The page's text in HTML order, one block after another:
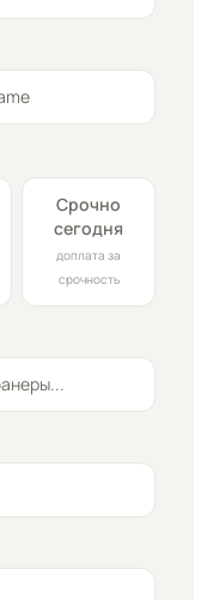
Срочно
сегодня
доплата за
срочность